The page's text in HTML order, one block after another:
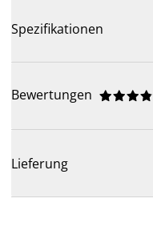
Spezifikationen
Bewertungen 




Lieferung